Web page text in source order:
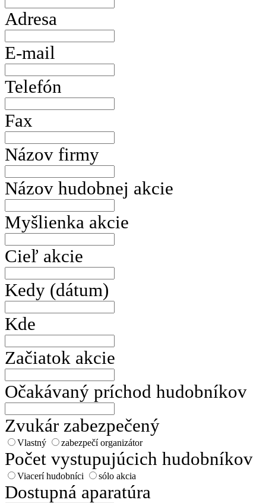
Adresa
E-mail
Telefón
Fax
Názov firmy
Názov hudobnej akcie
Myšlienka akcie
Cieľ akcie
Kedy (dátum)
Kde
Začiatok akcie
Očakávaný príchod hudobníkov
Zvukár zabezpečený
Vlastný zabezpečí organizátor
Počet vystupujúcich hudobníkov
Viacerí hudobníci sólo akcia
Dostupná aparatúra